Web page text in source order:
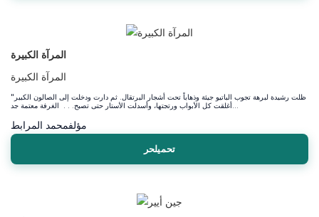
المرآة الكبيرة
المرآة الكبيرة
"ظلت رشيدة لبرهة تجوب الباتيو جيئة وذهاباً تحت أشجار البرتقال. ثم دارت ودخلت إلى الصالون الكبير
مؤلفمحمد المرابط
تحميلحر